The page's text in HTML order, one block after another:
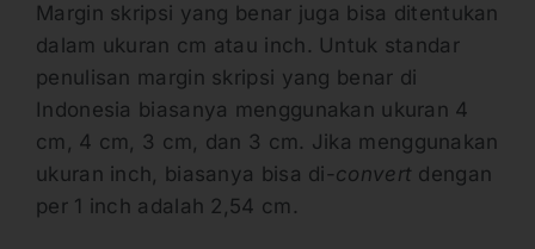
Margin skripsi yang benar juga bisa ditentukan
dalam ukuran cm atau inch. Untuk standar
penulisan margin skripsi yang benar di
Indonesia biasanya menggunakan ukuran 4
cm, 4 cm, 3 cm, dan 3 cm. Jika menggunakan
ukuran inch, biasanya bisa di-convert dengan
per 1 inch adalah 2,54 cm.